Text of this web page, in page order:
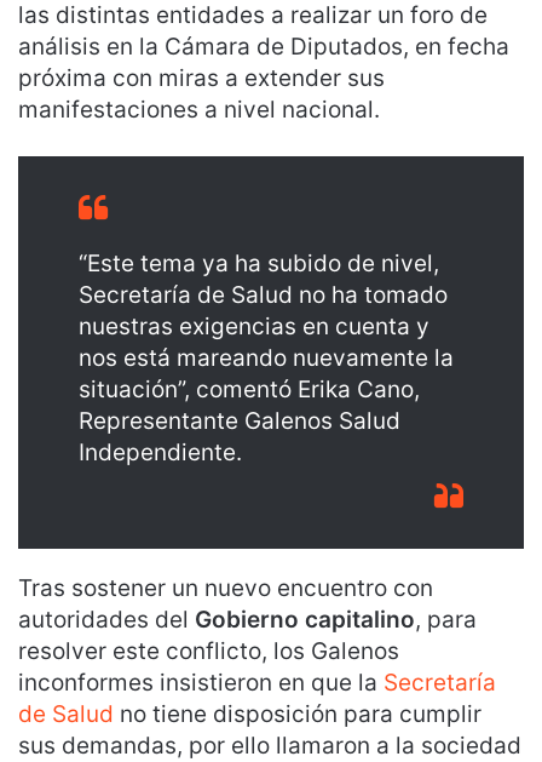
las distintas entidades a realizar un foro de
análisis en la Cámara de Diputados, en fecha
próxima con miras a extender sus
manifestaciones a nivel nacional.
“Este tema ya ha subido de nivel,
Secretaría de Salud no ha tomado
nuestras exigencias en cuenta y
nos está mareando nuevamente la
situación”, comentó Erika Cano,
Representante Galenos Salud
Independiente.
Tras sostener un nuevo encuentro con
autoridades del Gobierno capitalino, para
resolver este conflicto, los Galenos
inconformes insistieron en que la Secretaría
de Salud no tiene disposición para cumplir
sus demandas, por ello llamaron a la sociedad